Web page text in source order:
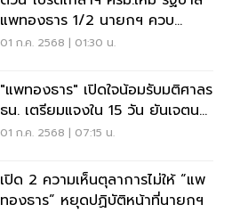
แพทองธาร 1/2 นายกฯ ควบ
รมว.วัฒนธรรม
01 ก.ค. 2568 | 01:30 น.
"แพทองธาร" เปิดใจน้อมรับมติศาลร
ธน. เตรียมแจงใน 15 วัน ยันเจตนา
ทำเพื่อชาติ
01 ก.ค. 2568 | 07:15 น.
เปิด 2 ความเห็นตุลาการไม่ให้ “แพ
ทองธาร” หยุดปฏิบัติหน้าที่นายกฯ